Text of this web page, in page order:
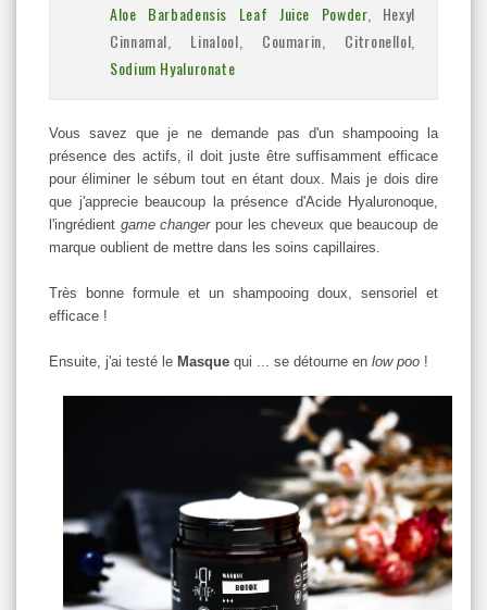
Aloe Barbadensis Leaf Juice Powder, Hexyl
Cinnamal, Linalool, Coumarin, Citronellol,
Sodium Hyaluronate
Vous savez que je ne demande pas d'un shampooing la
présence des actifs, il doit juste être suffisamment efficace
pour éliminer le sébum tout en étant doux. Mais je dois dire
que j'apprecie beaucoup la présence d'Acide Hyaluronoque,
l'ingrédient game changerpour les cheveux que beaucoup de
marque oublient de mettre dans les soins capillaires.
Très bonne formule et un shampooing doux, sensoriel et
efficace !
Ensuite, j'ai testé le Masque qui ... se détourne en low poo !